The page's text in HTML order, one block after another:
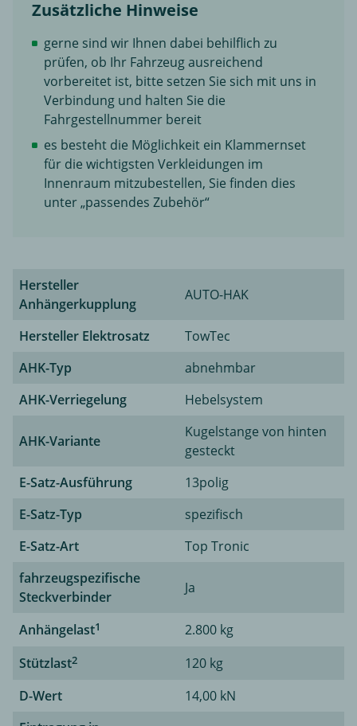
Zusätzliche Hinweise
gerne sind wir Ihnen dabei behilflich zu
prüfen, ob Ihr Fahrzeug ausreichend
vorbereitet ist, bitte setzen Sie sich mit uns in
Verbindung und halten Sie die
Fahrgestellnummer bereit
es besteht die Möglichkeit ein Klammernset
für die wichtigsten Verkleidungen im
Innenraum mitzubestellen, Sie finden dies
unter „passendes Zubehör“
Hersteller
Anhängerkupplung
AUTO-HAK
Hersteller Elektrosatz
TowTec
AHK-Typ
abnehmbar
AHK-Verriegelung
Hebelsystem
AHK-Variante
Kugelstange von hinten
gesteckt
E-Satz-Ausführung
13polig
E-Satz-Typ
spezifisch
E-Satz-Art
Top Tronic
fahrzeugspezifische
Steckverbinder
Ja
Anhängelast1
2.800 kg
Stützlast2
120 kg
D-Wert
14,00 kN